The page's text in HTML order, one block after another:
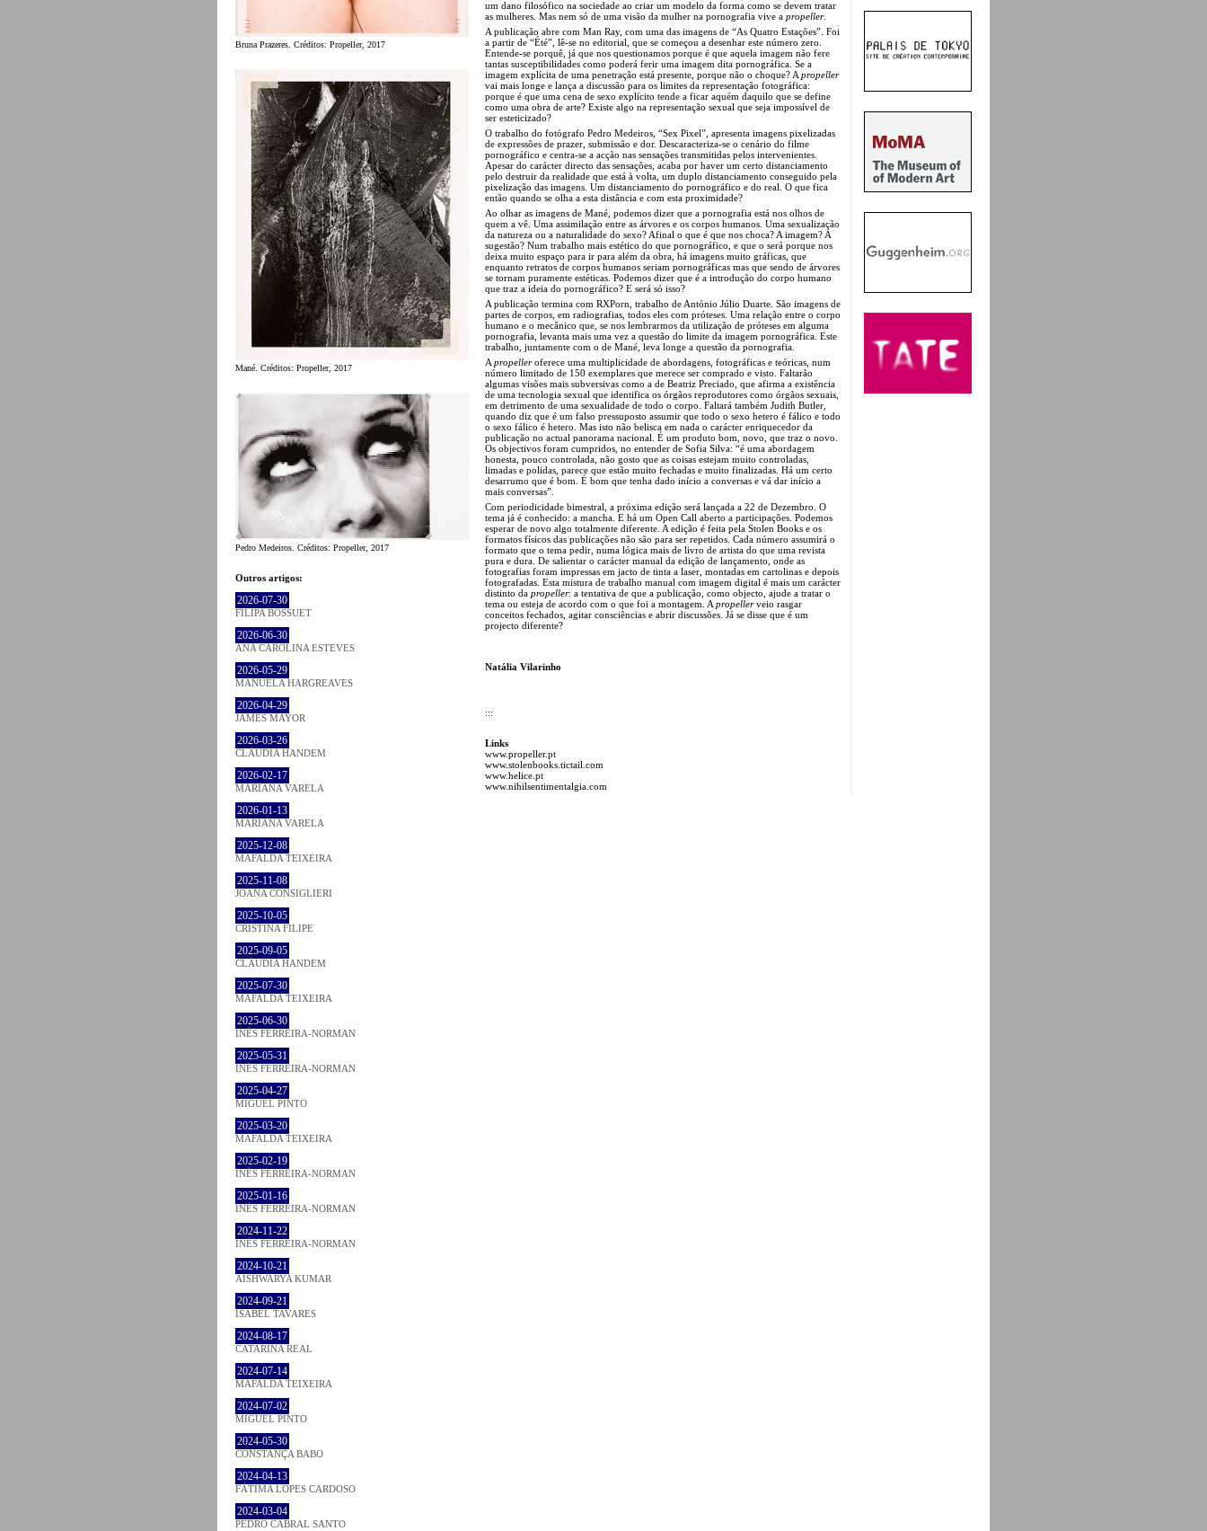
Bruna Prazeres. Créditos: Propeller, 2017
Mané. Créditos: Propeller, 2017
Pedro Medeiros. Créditos: Propeller, 2017
Outros artigos:
2026-07-30
FILIPA BOSSUET
2026-06-30
ANA CAROLINA ESTEVES
2026-05-29
MANUELA HARGREAVES
2026-04-29
JAMES MAYOR
2026-03-26
CLÁUDIA HANDEM
2026-02-17
MARIANA VARELA
2026-01-13
MARIANA VARELA
2025-12-08
MAFALDA TEIXEIRA
2025-11-08
JOANA CONSIGLIERI
2025-10-05
CRISTINA FILIPE
2025-09-05
CLÁUDIA HANDEM
2025-07-30
MAFALDA TEIXEIRA
2025-06-30
INÊS FERREIRA-NORMAN
2025-05-31
INÊS FERREIRA-NORMAN
2025-04-27
MIGUEL PINTO
2025-03-20
MAFALDA TEIXEIRA
2025-02-19
INÊS FERREIRA-NORMAN
2025-01-16
INÊS FERREIRA-NORMAN
2024-11-22
INÊS FERREIRA-NORMAN
2024-10-21
AISHWARYA KUMAR
2024-09-21
ISABEL TAVARES
2024-08-17
CATARINA REAL
2024-07-14
MAFALDA TEIXEIRA
2024-07-02
MIGUEL PINTO
2024-05-30
CONSTANÇA BABO
2024-04-13
FÁTIMA LOPES CARDOSO
2024-03-04
PEDRO CABRAL SANTO
um dano filosófico na sociedade ao criar um modelo da forma como se devem tratar
as mulheres. Mas nem só de uma visão da mulher na pornografia vive a propeller.
A publicação abre com Man Ray, com uma das imagens de “As Quatro Estações”. Foi
a partir de “Été”, lê-se no editorial, que se começou a desenhar este número zero.
Entende-se porquê, já que nos questionamos porque é que aquela imagem não fere
tantas susceptibilidades como poderá ferir uma imagem dita pornográfica. Se a
imagem explícita de uma penetração está presente, porque não o choque? A propeller
vai mais longe e lança a discussão para os limites da representação fotográfica:
porque é que uma cena de sexo explícito tende a ficar aquém daquilo que se define
como uma obra de arte? Existe algo na representação sexual que seja impossível de
ser esteticizado?
O trabalho do fotógrafo Pedro Medeiros, “Sex Pixel”, apresenta imagens pixelizadas
de expressões de prazer, submissão e dor. Descaracteriza-se o cenário do filme
pornográfico e centra-se a acção nas sensações transmitidas pelos intervenientes.
Apesar do carácter directo das sensações, acaba por haver um certo distanciamento
pelo destruir da realidade que está à volta, um duplo distanciamento conseguido pela
pixelização das imagens. Um distanciamento do pornográfico e do real. O que fica
então quando se olha a esta distância e com esta proximidade?
Ao olhar as imagens de Mané, podemos dizer que a pornografia está nos olhos de
quem a vê. Uma assimilação entre as árvores e os corpos humanos. Uma sexualização
da natureza ou a naturalidade do sexo? Afinal o que é que nos choca? A imagem? A
sugestão? Num trabalho mais estético do que pornográfico, e que o será porque nos
deixa muito espaço para ir para além da obra, há imagens muito gráficas, que
enquanto retratos de corpos humanos seriam pornográficas mas que sendo de árvores
se tornam puramente estéticas. Podemos dizer que é a introdução do corpo humano
que traz a ideia do pornográfico? E será só isso?
A publicação termina com RXPorn, trabalho de António Júlio Duarte. São imagens de
partes de corpos, em radiografias, todos eles com próteses. Uma relação entre o corpo
humano e o mecânico que, se nos lembrarmos da utilização de próteses em alguma
pornografia, levanta mais uma vez a questão do limite da imagem pornográfica. Este
trabalho, juntamente com o de Mané, leva longe a questão da pornografia.
A propelleroferece uma multiplicidade de abordagens, fotográficas e teóricas, num
número limitado de 150 exemplares que merece ser comprado e visto. Faltarão
algumas visões mais subversivas como a de Beatriz Preciado, que afirma a existência
de uma tecnologia sexual que identifica os órgãos reprodutores como órgãos sexuais,
em detrimento de uma sexualidade de todo o corpo. Faltará também Judith Butler,
quando diz que é um falso pressuposto assumir que todo o sexo hetero é fálico e todo
o sexo fálico é hetero. Mas isto não belisca em nada o carácter enriquecedor da
publicação no actual panorama nacional. É um produto bom, novo, que traz o novo.
Os objectivos foram cumpridos, no entender de Sofia Silva: “é uma abordagem
honesta, pouco controlada, não gosto que as coisas estejam muito controladas,
limadas e polidas, parece que estão muito fechadas e muito finalizadas. Há um certo
desarrumo que é bom. É bom que tenha dado início a conversas e vá dar início a
mais conversas”.
Com periodicidade bimestral, a próxima edição será lançada a 22 de Dezembro. O
tema já é conhecido: a mancha. E há um Open Call aberto a participações. Podemos
esperar de novo algo totalmente diferente. A edição é feita pela Stolen Books e os
formatos físicos das publicações não são para ser repetidos. Cada número assumirá o
formato que o tema pedir, numa lógica mais de livro de artista do que uma revista
pura e dura. De salientar o carácter manual da edição de lançamento, onde as
fotografias foram impressas em jacto de tinta a laser, montadas em cartolinas e depois
fotografadas. Esta mistura de trabalho manual com imagem digital é mais um carácter
distinto da propeller: a tentativa de que a publicação, como objecto, ajude a tratar o
tema ou esteja de acordo com o que foi a montagem. A propellerveio rasgar
conceitos fechados, agitar consciências e abrir discussões. Já se disse que é um
projecto diferente?
Natália Vilarinho
:::
Links
www.propeller.pt
www.stolenbooks.tictail.com
www.helice.pt
www.nihilsentimentalgia.com